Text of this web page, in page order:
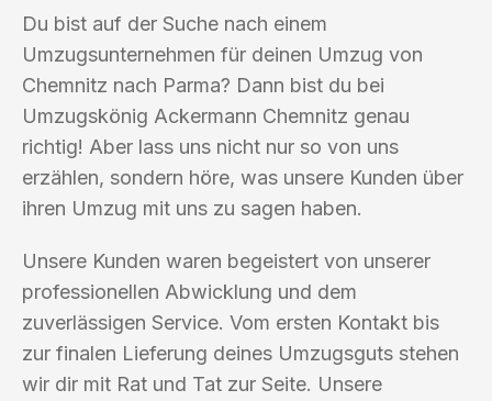
Du bist auf der Suche nach einem
Umzugsunternehmen für deinen Umzug von
Chemnitz nach Parma? Dann bist du bei
Umzugskönig Ackermann Chemnitz genau
richtig! Aber lass uns nicht nur so von uns
erzählen, sondern höre, was unsere Kunden über
ihren Umzug mit uns zu sagen haben.
Unsere Kunden waren begeistert von unserer
professionellen Abwicklung und dem
zuverlässigen Service. Vom ersten Kontakt bis
zur finalen Lieferung deines Umzugsguts stehen
wir dir mit Rat und Tat zur Seite. Unsere